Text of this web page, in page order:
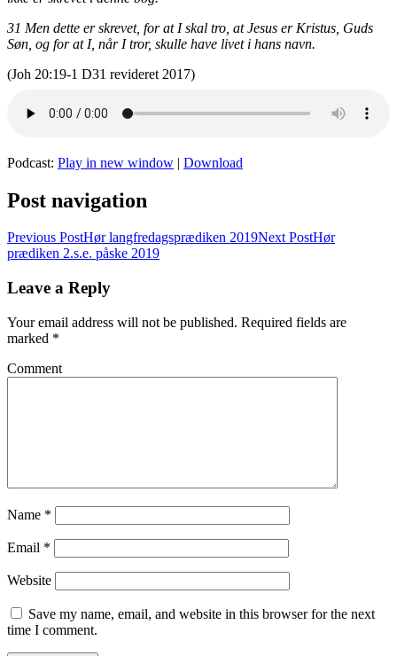
31 Men dette er skrevet, for at I skal tro, at Jesus er Kristus, Guds
Søn, og for at I, når I tror, skulle have livet i hans navn.
(Joh 20:19-1 D31 revideret 2017)
Podcast: Play in new window | Download
Post navigation
Previous PostHør langfredagsprædiken 2019Next PostHør
prædiken 2.s.e. påske 2019
Leave a Reply
Your email address will not be published. Required fields are
marked *
Comment
Name *
Email *
Website
Save my name, email, and website in this browser for the next
time I comment.